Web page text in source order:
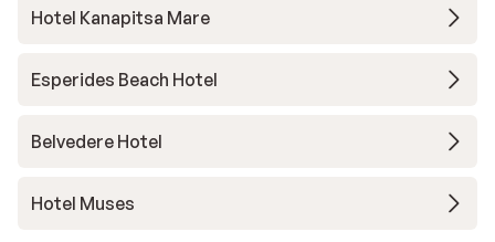
Hotel Kanapitsa Mare
Esperides Beach Hotel
Belvedere Hotel
Hotel Muses